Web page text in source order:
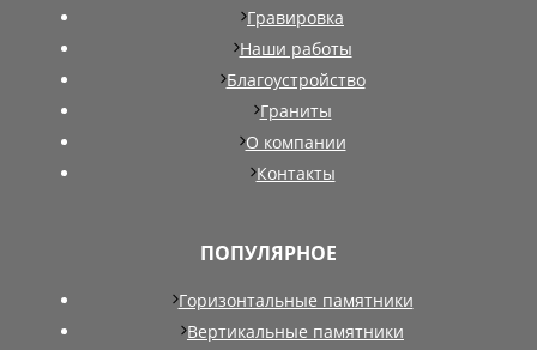
Гравировка
Наши работы
Благоустройство
Граниты
О компании
Контакты
ПОПУЛЯРНОЕ
Горизонтальные памятники
Вертикальные памятники